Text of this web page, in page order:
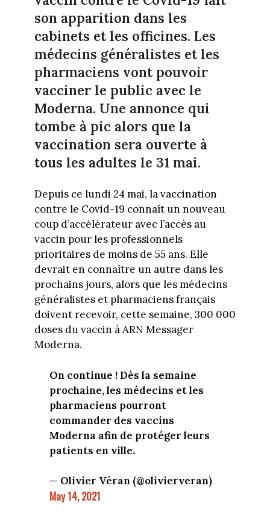
son apparition dans les
cabinets et les officines. Les
médecins généralistes et les
pharmaciens vont pouvoir
vacciner le public avec le
Moderna. Une annonce qui
tombe à pic alors que la
vaccination sera ouverte à
tous les adultes le 31 mai.
Depuis ce lundi 24 mai, la vaccination
contre le Covid-19 connaît un nouveau
coup d’accélérateur avec l’accès au
vaccin pour les professionnels
prioritaires de moins de 55 ans. Elle
devrait en connaître un autre dans les
prochains jours, alors que les médecins
généralistes et pharmaciens français
doivent recevoir, cette semaine, 300 000
doses du vaccin à ARN Messager
Moderna.
On continue ! Dès la semaine
prochaine, les médecins et les
pharmaciens pourront
commander des vaccins
Moderna afin de protéger leurs
patients en ville.
— Olivier Véran (@olivierveran)
May 14, 2021